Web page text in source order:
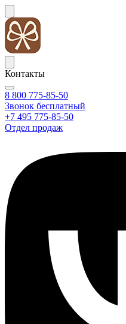
Контакты
8 800 775-85-50
Звонок бесплатный
+7 495 775-85-50
Отдел продаж